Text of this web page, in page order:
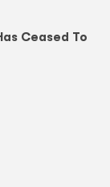
Ceased To